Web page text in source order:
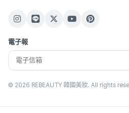
電子報
© 2026 REBEAUTY 韓國美妝. All rights